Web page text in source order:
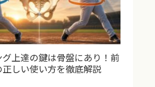
上達の鍵は骨盤にあり！前
しい使い方を徹底解説